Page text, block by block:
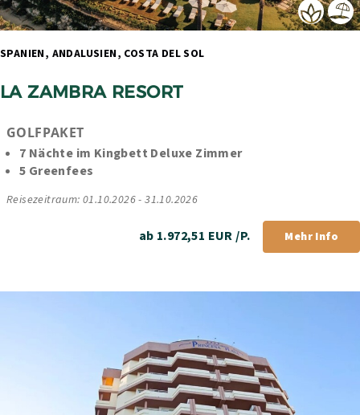
LA ZAMBRA RESORT
7 Nächte im Kingbett Deluxe Zimmer
5 Greenfees
Reisezeitraum: 01.10.2026 - 31.10.2026
ab 1.972,51 EUR /P. Mehr Info